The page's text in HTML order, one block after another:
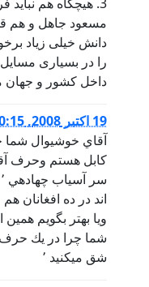
مسعود جاهل و هم
دانش خیلی زیاد
را در بسیاری
داخل کشور و جهان
19 اكتبر 2008, 10:15
آقاي خوشيوال شما
كابل هستم وحرف
اند در ده افغانان
ويا بهتر بگويم
شما چرا در يك
شق ميكنيد ٬